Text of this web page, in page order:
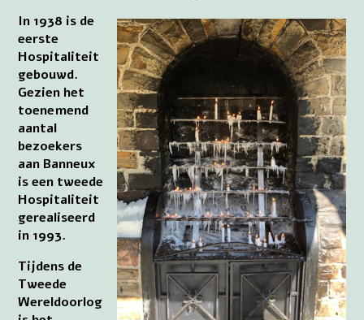
In 1938 is de
eerste
Hospitaliteit
gebouwd.
Gezien het
toenemend
aantal
bezoekers
aan Banneux
is een tweede
Hospitaliteit
gerealiseerd
in 1993.
Tijdens de
Tweede
Wereldoorlog